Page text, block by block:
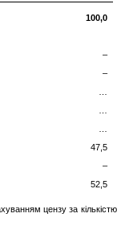
100,0
–
–
47,5
–
52,5
цензу за кількістю